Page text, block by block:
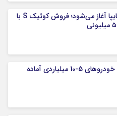
ثبت‌نام جدید سایپا آغاز می‌شود؛ فروش کوئیک S با
بازار خودرو برای خودروهای 5-10 میلیاردی آماده